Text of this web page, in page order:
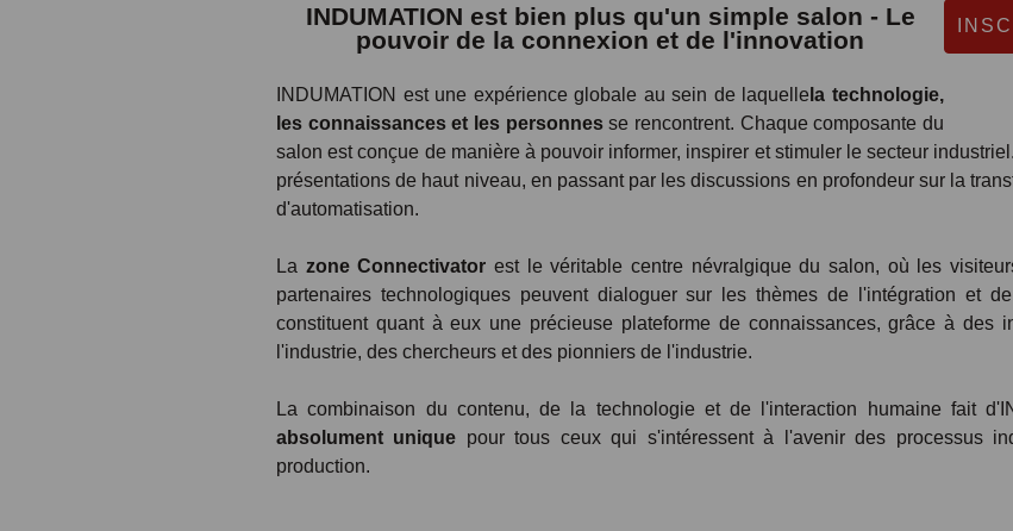
INDUMATION est bien plus qu'un simple salon - Le
pouvoir de la connexion et de l'innovation
INDUMATION est une expérience globale au sein de laquelle la technologie,
les connaissances et les personnesse rencontrent. Chaque composante du
salon est conçue de manière à pouvoir informer, inspirer et stimuler le secteur
présentations de haut niveau, en passant par les discussions en profondeur sur la
d'automatisation.
La zone Connectivator est le véritable centre névralgique du salon, où les
partenaires technologiques peuvent dialoguer sur les thèmes de l'intégration et
constituent quant à eux une précieuse plateforme de connaissances, grâce à des
l'industrie, des chercheurs et des pionniers de l'industrie.
La combinaison du contenu, de la technologie et de l'interaction humaine fait
absolument unique pour tous ceux qui s'intéressent à l'avenir des processus
production.